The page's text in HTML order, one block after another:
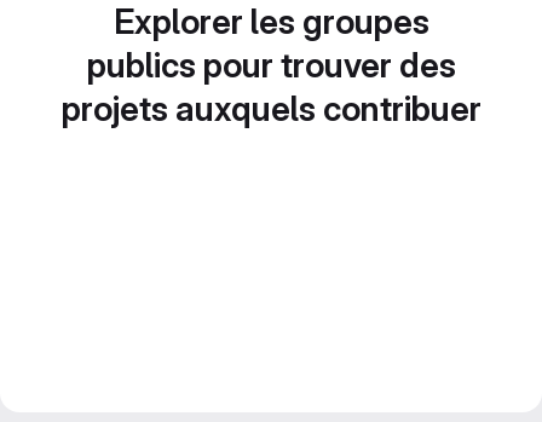
Explorer les groupes
publics pour trouver des
projets auxquels contribuer